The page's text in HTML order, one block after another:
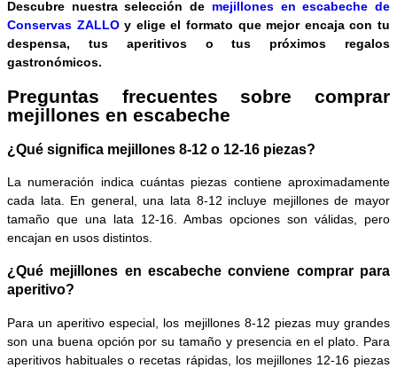
Descubre nuestra selección de mejillones en escabeche de
Conservas ZALLOy elige el formato que mejor encaja con tu
despensa, tus aperitivos o tus próximos regalos
gastronómicos.
Preguntas frecuentes sobre comprar
mejillones en escabeche
¿Qué significa mejillones 8-12 o 12-16 piezas?
La numeración indica cuántas piezas contiene aproximadamente
cada lata. En general, una lata 8-12 incluye mejillones de mayor
tamaño que una lata 12-16. Ambas opciones son válidas, pero
encajan en usos distintos.
¿Qué mejillones en escabeche conviene comprar para
aperitivo?
Para un aperitivo especial, los mejillones 8-12 piezas muy grandes
son una buena opción por su tamaño y presencia en el plato. Para
aperitivos habituales o recetas rápidas, los mejillones 12-16 piezas